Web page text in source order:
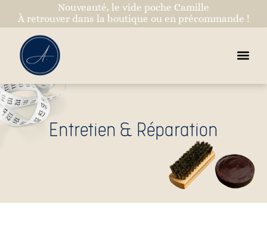
Nouveauté, le vide poche Camille
À retrouver dans la boutique ou en précommande !
Entretien & Réparation